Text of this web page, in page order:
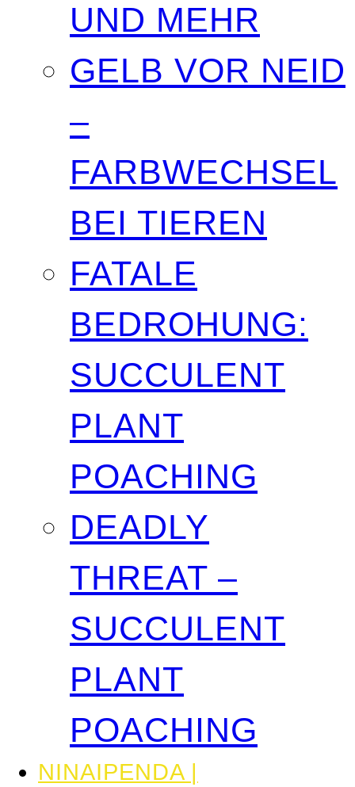
UND MEHR
GELB VOR NEID
–
FARBWECHSEL
BEI TIEREN
FATALE
BEDROHUNG:
SUCCULENT
PLANT
POACHING
DEADLY
THREAT –
SUCCULENT
PLANT
POACHING
NINAIPENDA |